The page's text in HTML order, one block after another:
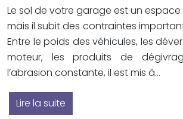
Le sol de votre garage est un
mais il subit des contraintes
Entre le poids des véhicules, les
moteur, les produits de
l’abrasion constante, il est mis à…
Lire la suite